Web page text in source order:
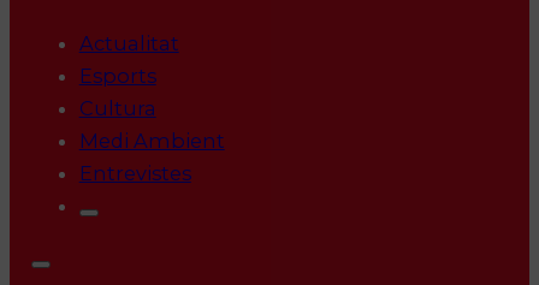
Actualitat
Esports
Cultura
Medi Ambient
Entrevistes